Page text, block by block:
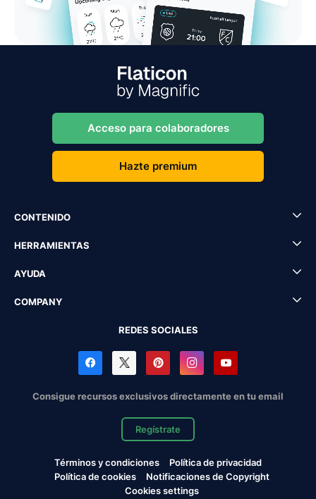
Acceso para colaboradores
Hazte premium
CONTENIDO
HERRAMIENTAS
AYUDA
COMPANY
REDES SOCIALES
Consigue recursos exclusivos directamente en tu email
Regístrate
Términos y condiciones
Política de privacidad
Política de cookies
Notificaciones de Copyright
Cookies settings